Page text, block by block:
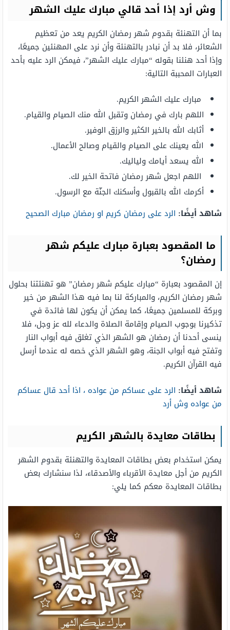
وش أرد إذا أحد قالي مبارك عليك الشهر
بما أن التهنئة بقدوم شهر رمضان الكريم يعد من تعظيم
الشعائر، فلا بد أن نبادر بالتهنئة وأن نرد على المهنئين جميعًا،
وإذا أحد هنئنا بقوله “مبارك عليك الشهر”، فيمكن الرد عليه بأحد
العبارات المحببة التالية:
مبارك عليك الشهر الكريم.
اللهم بارك في رمضان وتقبل الله منك الصيام والقيام.
أثابك الله بالخير الكثير والرزق الوفير.
الله يعينك على الصيام والقيام وصالح الأعمال.
الله يسعد أيامك ولياليك.
اللهم اجعل شهر رمضان فاتحة الخير لك.
أكرمك الله بالقبول وأسكنك الجنّة مع الرسول.
شاهد أيضًا: الرد على رمضان كريم او رمضان مبارك الصحيح
ما المقصود بعبارة مبارك عليكم شهر
رمضان؟
إن المقصود بعبارة “مبارك عليكم شهر رمضان” هو تهنئتنا بحلول
شهر رمضان الكريم، والمباركة لنا بما فيه هذا الشهر من خير
وبركة للمسلمين جميعًا، كما يمكن أن يكون لها فائدة في
تذكيرنا بوجوب الصيام وإقامة الصلاة والدعاء لله عز وجل، فلا
ينسى أحدنا أن رمضان هو الشهر الذي تغلق فيه أبواب النار
وتفتح فيه أبواب الجنة، وهو الشهر الذي خصه له عندما أرسل
فيه القرآن الكريم.
شاهد أيضًا: الرد على عساكم من عواده ، اذا أحد قال عساكم
من عواده وش أرد
بطاقات معايدة بالشهر الكريم
يمكن استخدام بعض بطاقات المعايدة والتهنئة بقدوم الشهر
الكريم من أجل معايدة الأقرباء والأصدقاء، لذا سنشارك بعض
بطاقات المعايدة معكم كما يلي: